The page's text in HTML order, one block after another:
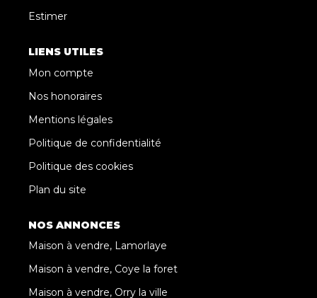
Estimer
LIENS UTILES
Mon compte
Nos honoraires
Mentions légales
Politique de confidentialité
Politique des cookies
Plan du site
NOS ANNONCES
Maison à vendre, Lamorlaye
Maison à vendre, Coye la foret
Maison à vendre, Orry la ville